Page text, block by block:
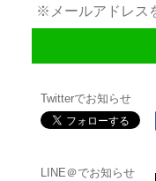
Twitterでお知らせ
LINE＠でお知らせ